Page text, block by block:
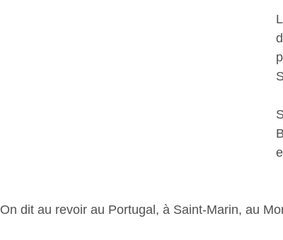
On dit au revoir au Portugal, à Saint-Marin, au